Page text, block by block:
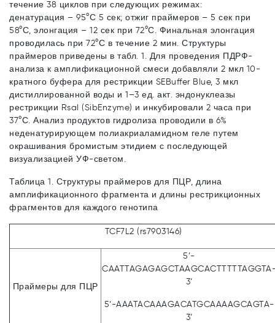
течение 38 циклов при следующих режимах:
денатурация – 95°С 5 сек; отжиг праймеров – 5 сек при
58°С, элонгация – 12 сек при 72°С. Финальная элонгация
проводилась при 72°С в течение 2 мин. Структуры
праймеров приведены в табл. 1. Для проведения ПДРФ-
анализа к амплификационной смеси добавляли 2 мкл 10-
кратного буфера для рестрикции SEBuffer Blue, 3 мкл
дистиллированной воды и 1–3 ед. акт. эндонуклеазы
рестрикции RsaI (SibEnzyme) и инкубировали 2 часа при
37°С. Анализ продуктов гидролиза проводили в 6%
неденатурирующем полиакриаламидном геле путем
окрашивания бромистым этидием с последующей
визуализацией УФ-светом.
Таблица 1. Структуры праймеров для ПЦР, длина
амплификационного фрагмента и длины рестрикционных
фрагментов для каждого генотипа
TCF7L2 (rs7903146)
Праймеры для ПЦР
5’-
3’
5’-AAATACAAAGACATGCAAAAGCAGTA-
3’